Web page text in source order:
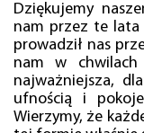
Dziękujemy
nam przez te lata
prowadził nas
nam w
najważniejsza,
ufnością i
Wierzymy, że